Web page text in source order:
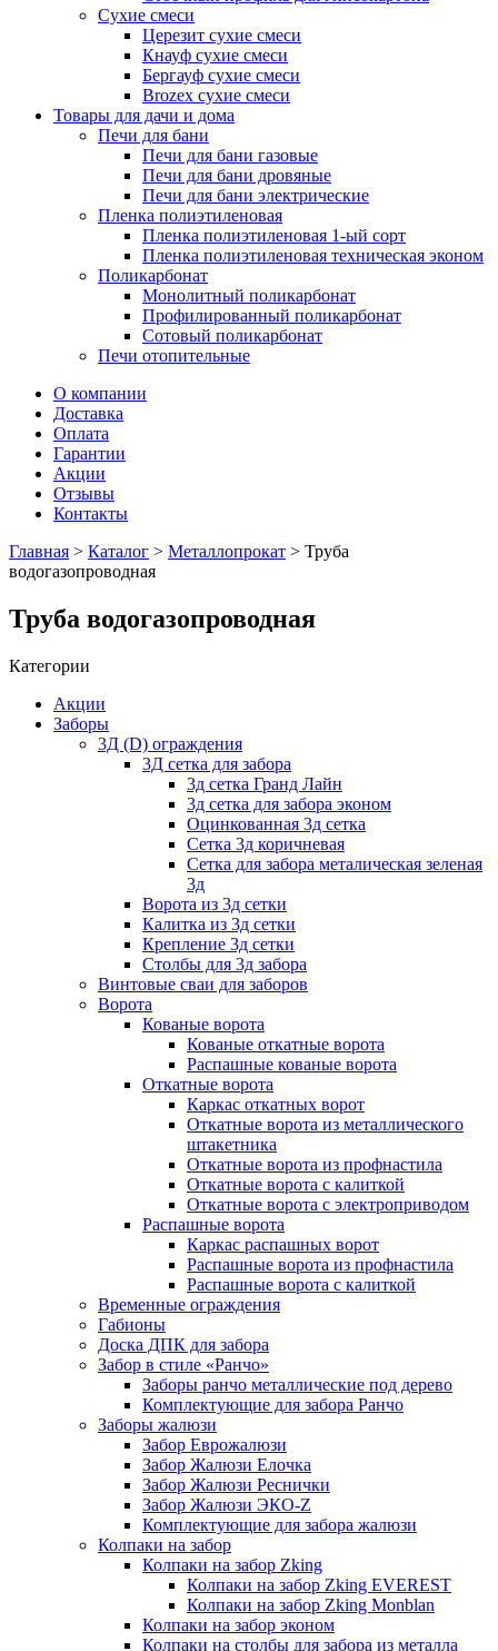
Сухие смеси
Церезит сухие смеси
Кнауф сухие смеси
Бергауф сухие смеси
Brozex сухие смеси
Товары для дачи и дома
Печи для бани
Печи для бани газовые
Печи для бани дровяные
Печи для бани электрические
Пленка полиэтиленовая
Пленка полиэтиленовая 1-ый сорт
Пленка полиэтиленовая техническая эконом
Поликарбонат
Монолитный поликарбонат
Профилированный поликарбонат
Сотовый поликарбонат
Печи отопительные
О компании
Доставка
Оплата
Гарантии
Акции
Отзывы
Контакты
Главная > Каталог > Металлопрокат > Труба
водогазопроводная
Труба водогазопроводная
Категории
Акции
Заборы
3Д (D) ограждения
3Д сетка для забора
3д сетка Гранд Лайн
3д сетка для забора эконом
Оцинкованная 3д сетка
Сетка 3д коричневая
Сетка для забора металическая зеленая
3д
Ворота из 3д сетки
Калитка из 3д сетки
Крепление 3д сетки
Столбы для 3д забора
Винтовые сваи для заборов
Ворота
Кованые ворота
Кованые откатные ворота
Распашные кованые ворота
Откатные ворота
Каркас откатных ворот
Откатные ворота из металлического
штакетника
Откатные ворота из профнастила
Откатные ворота с калиткой
Откатные ворота с электроприводом
Распашные ворота
Каркас распашных ворот
Распашные ворота из профнастила
Распашные ворота с калиткой
Временные ограждения
Габионы
Доска ДПК для забора
Забор в стиле «Ранчо»
Заборы ранчо металлические под дерево
Комплектующие для забора Ранчо
Заборы жалюзи
Забор Еврожалюзи
Забор Жалюзи Елочка
Забор Жалюзи Реснички
Забор Жалюзи ЭКО-Z
Комплектующие для забора жалюзи
Колпаки на забор
Колпаки на забор Zking
Колпаки на забор Zking EVEREST
Колпаки на забор Zking Monblan
Колпаки на забор эконом
Колпаки на столбы для забора из металла